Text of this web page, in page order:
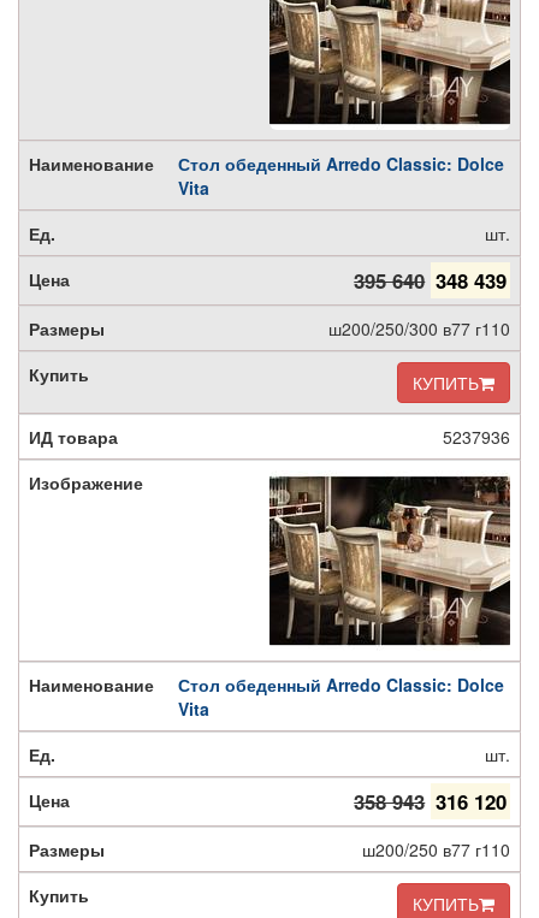
Стол обеденный Arredo Classic: Dolce
Vita
шт.
395 640 348 439
ш200/250/300 в77 г110
КУПИТЬ
5237936
Стол обеденный Arredo Classic: Dolce
Vita
шт.
358 943 316 120
ш200/250 в77 г110
КУПИТЬ